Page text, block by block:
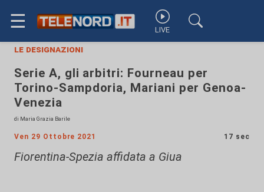
☰ LIVE
le designazioni
Serie A, gli arbitri: Fourneau per
Torino-Sampdoria, Mariani per Genoa-
Venezia
di Maria Grazia Barile
Ven 29 Ottobre 2021 17 sec
Fiorentina-Spezia affidata a Giua